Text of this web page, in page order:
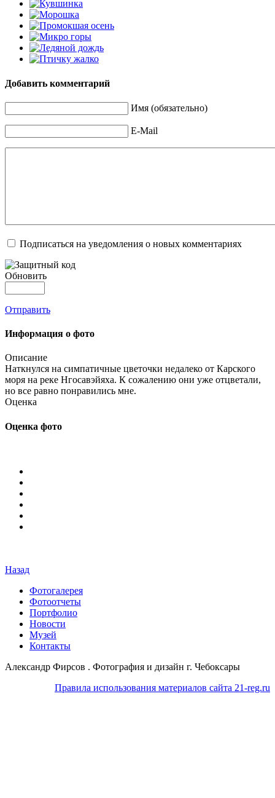
Добавить комментарий
Имя (обязательно)
E-Mail
Подписаться на уведомления о новых комментариях
Обновить
Отправить
Информация о фото
Описание
Наткнулся на симпатичные цветочки недалеко от Карского
моря на реке Нгосавэйяха. К сожалению они уже отцветали,
но все равно понравились мне.
Оценка
Оценка фото
Назад
Фотогалерея
Фотоотчеты
Портфолио
Новости
Музей
Контакты
Александр Фирсов . Фотография и дизайн г. Чебоксары
Правила использования материалов сайта 21-reg.ru